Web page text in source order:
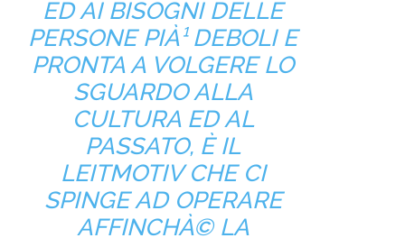
ED AI BISOGNI DELLE
PERSONE PIÀ¹ DEBOLI E
PRONTA A VOLGERE LO
SGUARDO ALLA
CULTURA ED AL
PASSATO, È IL
LEITMOTIV CHE CI
SPINGE AD OPERARE
AFFINCHÀ© LA